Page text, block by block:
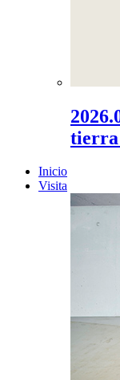
Inicio
Visita